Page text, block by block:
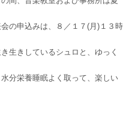
の申込みは、８／１７(月)１３時
生きしているシュロと、ゆっく
分栄養睡眠よく取って、楽しい